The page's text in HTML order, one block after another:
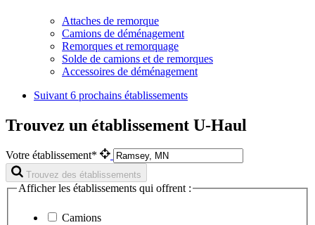
Attaches de remorque
Camions de déménagement
Remorques et remorquage
Solde de camions et de remorques
Accessoires de déménagement
Suivant 6 prochains établissements
Trouvez un établissement U-Haul
Votre établissement*
Trouvez des établissements
Afficher les établissements qui offrent :
Camions